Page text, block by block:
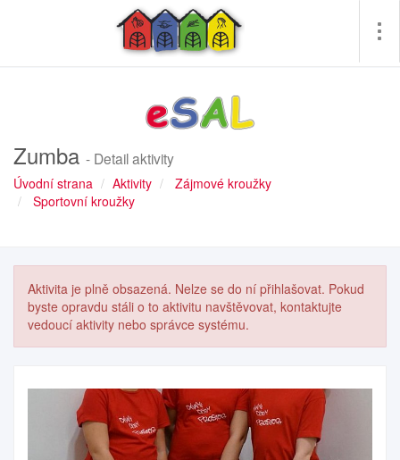
Zumba - Detail aktivity
Úvodní strana Aktivity
Zájmové kroužky
Sportovní kroužky
Aktivita je plně obsazená. Nelze se do ní přihlašovat. Pokud
byste opravdu stáli o to aktivitu navštěvovat, kontaktujte
vedoucí aktivity nebo správce systému.